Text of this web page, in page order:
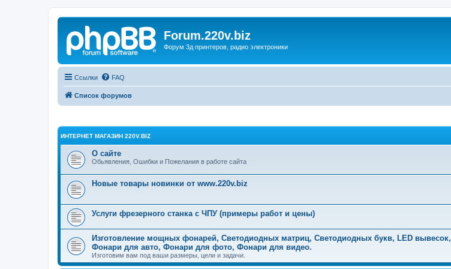
Forum.220v.biz
Форум 3д принтеров, радио электроники
Ссылки FAQ
Список форумов
ИНТЕРНЕТ МАГАЗИН 220V.BIZ
О сайте
Обьявления, Ошибки и Пожелания в работе сайта
Новые товары новинки от www.220v.biz
Услуги фрезерного станка с ЧПУ (примеры работ и цены)
Изготовление мощных фонарей, Светодиодных матриц, Светодиодных букв, LED вывесок,
Фонари для авто, Фонари для фото, Фонари для видео.
Изготовим вам под ваши размеры, цели и задачи.